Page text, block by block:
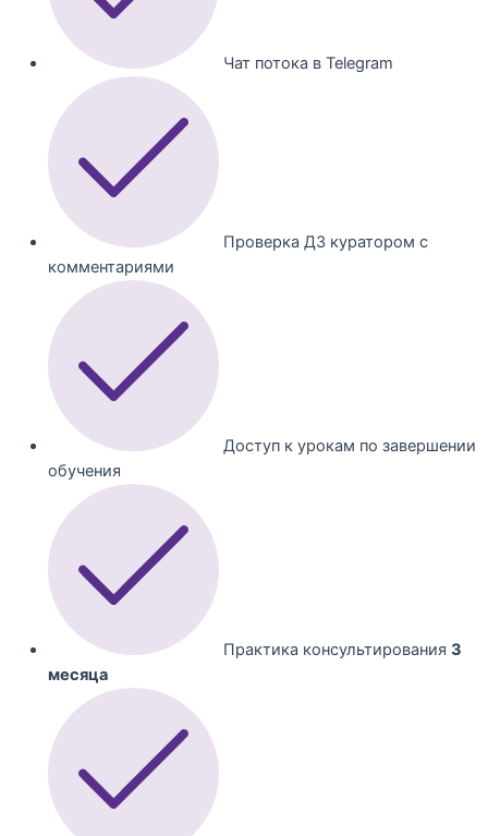
Чат потока в Telegram
Проверка ДЗ куратором с
комментариями
Доступ к урокам по завершении
обучения
Практика консультирования 3
месяца